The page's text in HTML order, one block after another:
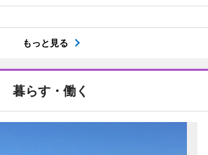
もっと見る
暮らす・働く